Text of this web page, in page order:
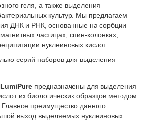
геля, а также выделения
культур. Мы предлагаем
ДНК и РНК, основанные на сорбции
частицах, спин-колонках,
нуклеиновых кислот.
серий наборов для выделения
LumiPure предназначены для выделения
из биологических образцов методом
преимущество данного
выход выделяемых нуклеиновых